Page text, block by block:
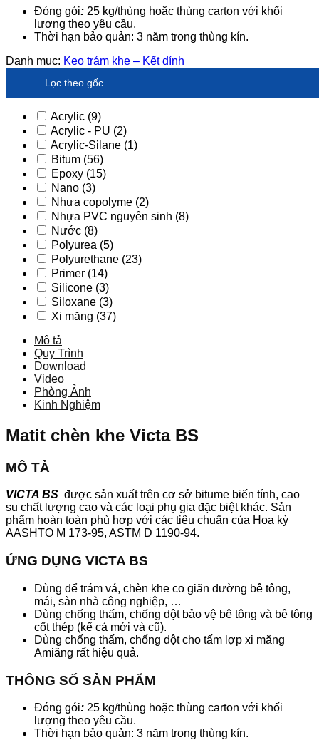
Đóng gói: 25 kg/thùng hoặc thùng carton với khối
lượng theo yêu cầu.
Thời hạn bảo quản: 3 năm trong thùng kín.
Danh mục: Keo trám khe – Kết dính
Lọc theo gốc
Acrylic (9)
Acrylic - PU (2)
Acrylic-Silane (1)
Bitum (56)
Epoxy (15)
Nano (3)
Nhựa copolyme (2)
Nhựa PVC nguyên sinh (8)
Nước (8)
Polyurea (5)
Polyurethane (23)
Primer (14)
Silicone (3)
Siloxane (3)
Xi măng (37)
Mô tả
Quy Trình
Download
Video
Phòng Ảnh
Kinh Nghiệm
Matit chèn khe Victa BS
MÔ TẢ
VICTA BS được sản xuất trên cơ sở bitume biến tính, cao
su chất lượng cao và các loại phụ gia đặc biệt khác. Sản
phẩm hoàn toàn phù hợp với các tiêu chuẩn của Hoa kỳ
AASHTO M 173-95, ASTM D 1190-94.
ỨNG DỤNG VICTA BS
Dùng để trám vá, chèn khe co giãn đường bê tông,
mái, sàn nhà công nghiệp, …
Dùng chống thấm, chống dột bảo vệ bê tông và bê tông
cốt thép (kể cả mới và cũ).
Dùng chống thấm, chống dột cho tấm lợp xi măng
Amiăng rất hiệu quả.
THÔNG SỐ SẢN PHẨM
Đóng gói: 25 kg/thùng hoặc thùng carton với khối
lượng theo yêu cầu.
Thời hạn bảo quản: 3 năm trong thùng kín.